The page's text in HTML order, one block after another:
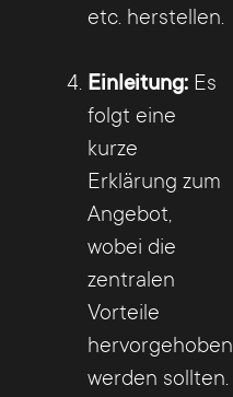
etc. herstellen.
Einleitung: Es
folgt eine
kurze
Erklärung zum
Angebot,
wobei die
zentralen
Vorteile
hervorgehoben
werden sollten.